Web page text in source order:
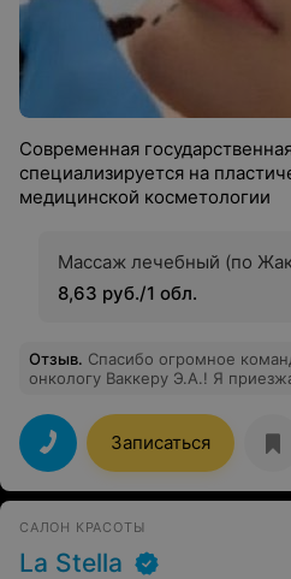
Современная
специализируется на
медицинской косметологии
Массаж лечебный (по
8,63 руб./1 обл.
Отзыв. Спасибо огромное
онкологу Ваккеру Э.А.! Я
родинок расписана на месяц
Артурович вошёл в мое
время. Операция прошла
долей юмора! Благодарю за
профессионализм!
Записаться
САЛОН КРАСОТЫ
La Stella